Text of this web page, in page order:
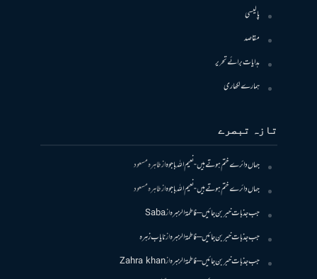
پالیسی
مقاصد
ہدایات برائے تحریر
ہمارے لکھاری
تازہ تبصرے
جہاں دائرے ختم ہوتے ہیں- نعیم اللہ باجوہازطاہرہ مسعود
جہاں دائرے ختم ہوتے ہیں- نعیم اللہ باجوہازطاہرہ مسعود
جب جذبات خبر بن جائیں – فاطمۃالزہرہازSaba
جب جذبات خبر بن جائیں – فاطمۃالزہرہازنایاب زہرہ
جب جذبات خبر بن جائیں – فاطمۃالزہرہازZahra khan